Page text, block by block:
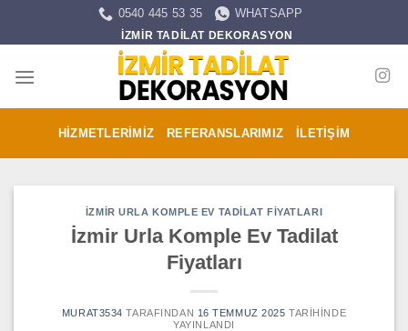
0540 445 53 35 WHATSAPP
İZMİR TADİLAT DEKORASYON
HIZMETLERIMIZ REFERANSLARIMIZ İLETIŞIM
İZMIR URLA KOMPLE EV TADILAT FIYATLARI
İzmir Urla Komple Ev Tadilat
Fiyatları
MURAT3534 TARAFINDAN 16 TEMMUZ 2025 TARIHINDE
YAYINLANDI